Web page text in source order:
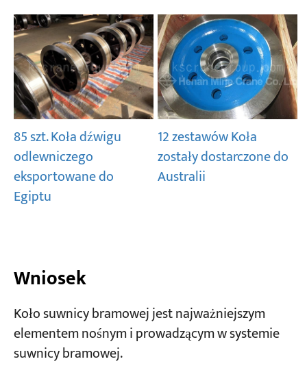
85 szt. Koła dźwigu
odlewniczego
eksportowane do
Egiptu
12 zestawów Koła
zostały dostarczone do
Australii
Wniosek
Koło suwnicy bramowej jest najważniejszym
elementem nośnym i prowadzącym w systemie
suwnicy bramowej.